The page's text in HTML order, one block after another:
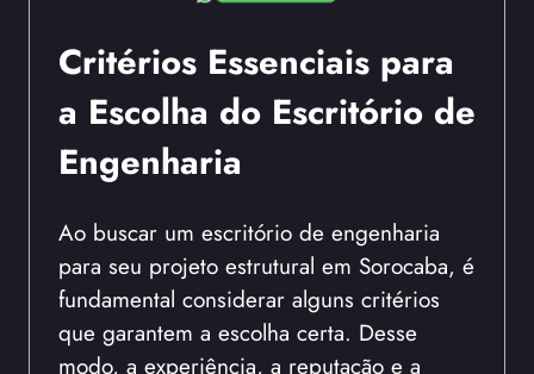
Critérios Essenciais para
a Escolha do Escritório de
Engenharia
Ao buscar um escritório de engenharia
para seu projeto estrutural em Sorocaba, é
fundamental considerar alguns critérios
que garantem a escolha certa. Desse
modo, a experiência, a reputação e a